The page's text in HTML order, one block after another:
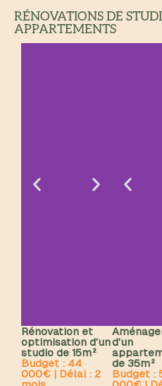
RÉNOVATIONS DE
APPARTEMENTS
Rénovation et
optimisation d'un
studio de 15m²
Budget : 44
000€ | Délai : 2
d'un
de 35m²
Budget :